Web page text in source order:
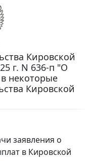
Кировской
г. N 636-п "О
некоторые
Кировской
заявления о
в Кировской